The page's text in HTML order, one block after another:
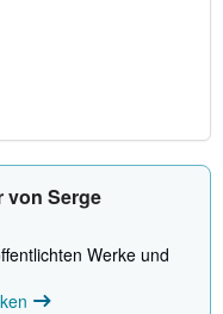
von Serge
Werke und